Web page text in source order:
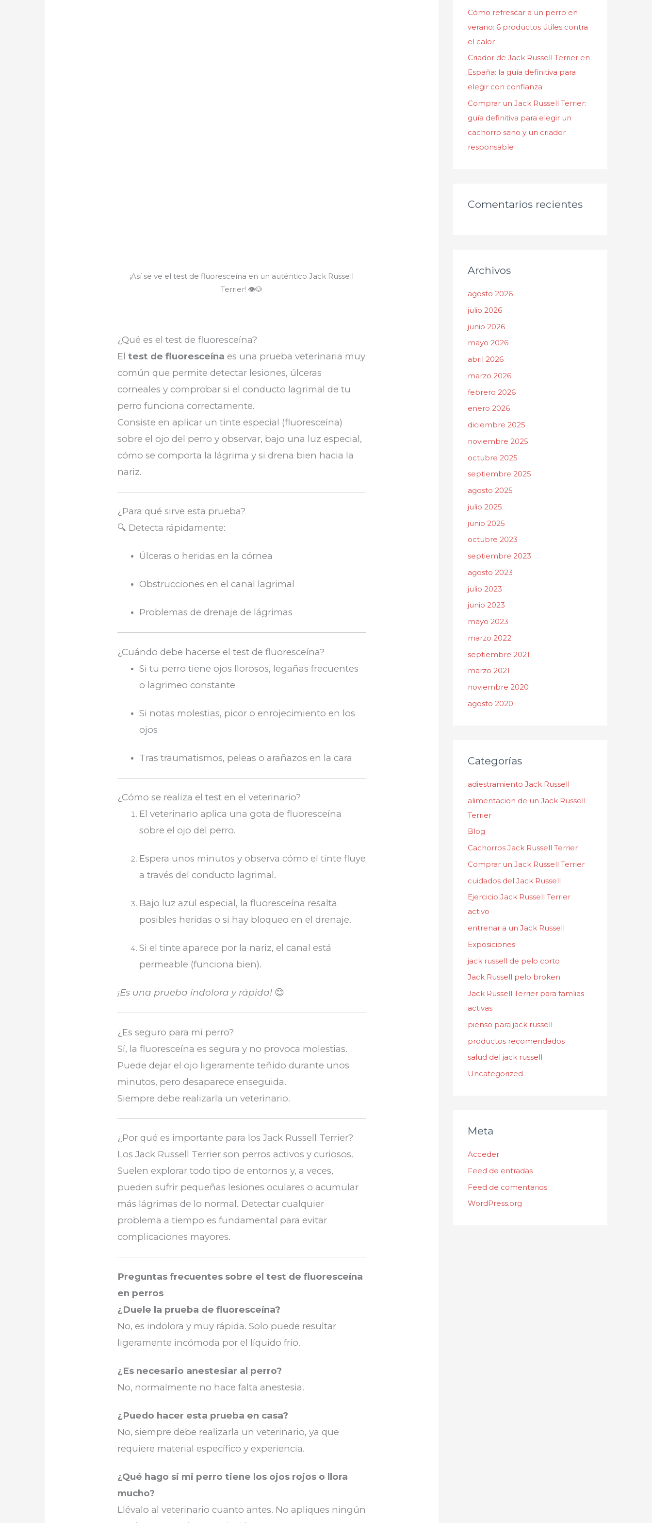
¡Así se ve el test de fluoresceína en un auténtico Jack Russell
Terrier! 👁️🐶
¿Qué es el test de fluoresceína?
El test de fluoresceína es una prueba veterinaria muy
común que permite detectar lesiones, úlceras
corneales y comprobar si el conducto lagrimal de tu
perro funciona correctamente.
Consiste en aplicar un tinte especial (fluoresceína)
sobre el ojo del perro y observar, bajo una luz especial,
cómo se comporta la lágrima y si drena bien hacia la
nariz.
¿Para qué sirve esta prueba?
🔍 Detecta rápidamente:
Úlceras o heridas en la córnea
Obstrucciones en el canal lagrimal
Problemas de drenaje de lágrimas
¿Cuándo debe hacerse el test de fluoresceína?
Si tu perro tiene ojos llorosos, legañas frecuentes
o lagrimeo constante
Si notas molestias, picor o enrojecimiento en los
ojos
Tras traumatismos, peleas o arañazos en la cara
¿Cómo se realiza el test en el veterinario?
El veterinario aplica una gota de fluoresceína
sobre el ojo del perro.
Espera unos minutos y observa cómo el tinte fluye
a través del conducto lagrimal.
Bajo luz azul especial, la fluoresceína resalta
posibles heridas o si hay bloqueo en el drenaje.
Si el tinte aparece por la nariz, el canal está
permeable (funciona bien).
¡Es una prueba indolora y rápida! 😊
¿Es seguro para mi perro?
Sí, la fluoresceína es segura y no provoca molestias.
Puede dejar el ojo ligeramente teñido durante unos
minutos, pero desaparece enseguida.
Siempre debe realizarla un veterinario.
¿Por qué es importante para los Jack Russell Terrier?
Los Jack Russell Terrier son perros activos y curiosos.
Suelen explorar todo tipo de entornos y, a veces,
pueden sufrir pequeñas lesiones oculares o acumular
más lágrimas de lo normal. Detectar cualquier
problema a tiempo es fundamental para evitar
complicaciones mayores.
Preguntas frecuentes sobre el test de fluoresceína
en perros
¿Duele la prueba de fluoresceína?
No, es indolora y muy rápida. Solo puede resultar
ligeramente incómoda por el líquido frío.
¿Es necesario anestesiar al perro?
No, normalmente no hace falta anestesia.
¿Puedo hacer esta prueba en casa?
No, siempre debe realizarla un veterinario, ya que
requiere material específico y experiencia.
¿Qué hago si mi perro tiene los ojos rojos o llora
mucho?
Llévalo al veterinario cuanto antes. No apliques ningún
Cómo refrescar a un perro en
verano: 6 productos útiles contra
el calor
Criador de Jack Russell Terrier en
España: la guía definitiva para
elegir con confianza
Comprar un Jack Russell Terrier:
guía definitiva para elegir un
cachorro sano y un criador
responsable
Comentarios recientes
Archivos
agosto 2026
julio 2026
junio 2026
mayo 2026
abril 2026
marzo 2026
febrero 2026
enero 2026
diciembre 2025
noviembre 2025
octubre 2025
septiembre 2025
agosto 2025
julio 2025
junio 2025
octubre 2023
septiembre 2023
agosto 2023
julio 2023
junio 2023
mayo 2023
marzo 2022
septiembre 2021
marzo 2021
noviembre 2020
agosto 2020
Categorías
adiestramiento Jack Russell
alimentacion de un Jack Russell
Terrier
Blog
Cachorros Jack Russell Terrier
Comprar un Jack Russell Terrier
cuidados del Jack Russell
Ejercicio Jack Russell Terrier
activo
entrenar a un Jack Russell
Exposiciones
jack russell de pelo corto
Jack Russell pelo broken
Jack Russell Terrier para famlias
activas
pienso para jack russell
productos recomendados
salud del jack russell
Uncategorized
Meta
Acceder
Feed de entradas
Feed de comentarios
WordPress.org